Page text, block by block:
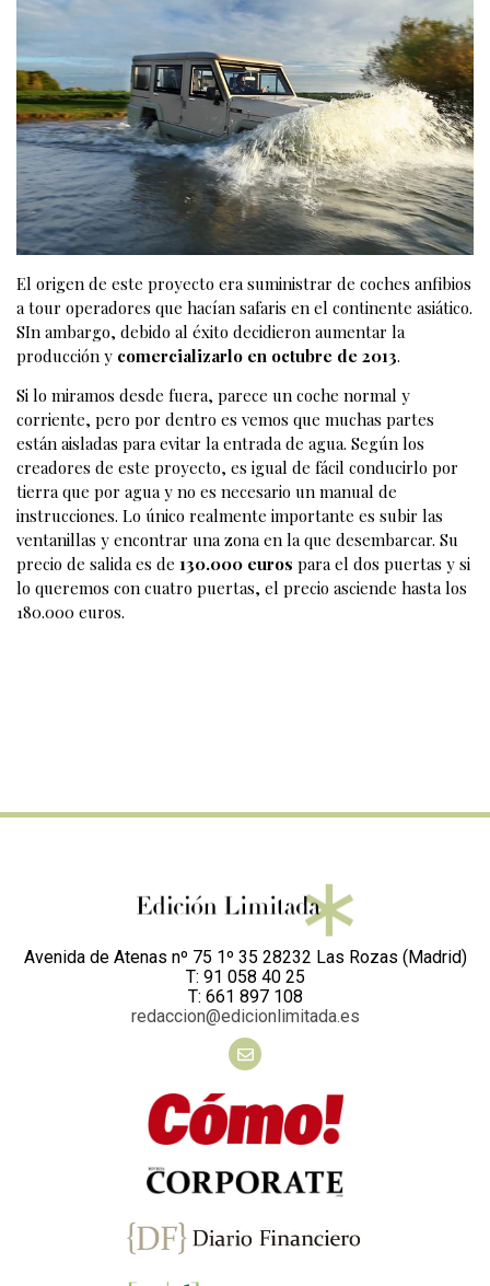
El origen de este proyecto era suministrar de coches anfibios
a tour operadores que hacían safaris en el continente asiático.
SIn ambargo, debido al éxito decidieron aumentar la
producción y comercializarlo en octubre de 2013.
Si lo miramos desde fuera, parece un coche normal y
corriente, pero por dentro es vemos que muchas partes
están aisladas para evitar la entrada de agua. Según los
creadores de este proyecto, es igual de fácil conducirlo por
tierra que por agua y no es necesario un manual de
instrucciones. Lo único realmente importante es subir las
ventanillas y encontrar una zona en la que desembarcar. Su
precio de salida es de 130.000 euros para el dos puertas y si
lo queremos con cuatro puertas, el precio asciende hasta los
180.000 euros.
Avenida de Atenas nº 75 1º 35 28232 Las Rozas (Madrid)
T: 91 058 40 25
T: 661 897 108
redaccion@edicionlimitada.es